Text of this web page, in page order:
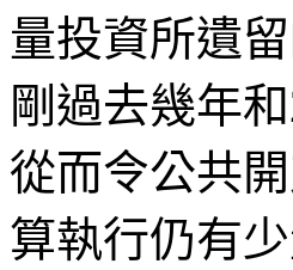
量投資所遺
剛過去幾年和
從而令公共
算執行仍有